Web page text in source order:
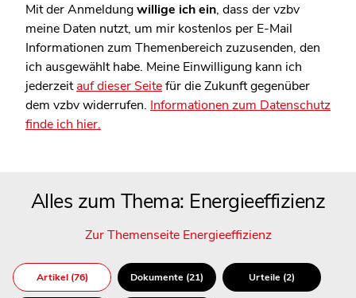
Mit der Anmeldungwillige ich ein, dass der vzbv
meine Daten nutzt, um mir kostenlos per E-Mail
Informationen zum Themenbereich zuzusenden, den
ich ausgewählt habe. Meine Einwilligung kann ich
jederzeitauf dieser Seitefür die Zukunft gegenüber
dem vzbv widerrufen. Informationen zum Datenschutz
finde ich hier.
Alles zum Thema: Energieeffizienz
Zur Themenseite Energieeffizienz
Artikel (76) Dokumente (21) Urteile (2)